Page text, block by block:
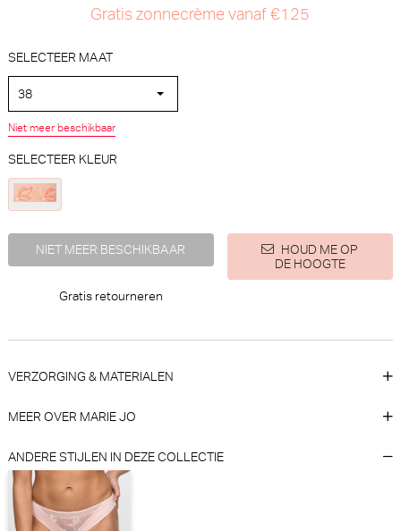
30% korting
Whisper)
Marie Jo
30% korting
Marie Jo Jane Tailleslip (True
Marie Jo
Hanky Panky Boyshort Short
(Chai)
Gratis zonnecrème vanaf €125
SELECTEER MAAT
38
Niet meer beschikbaar
SELECTEER KLEUR
NIET MEER BESCHIKBAAR
HOUD ME OP
DE HOOGTE
Gratis retourneren
VERZORGING & MATERIALEN
MEER OVER MARIE JO
ANDERE STIJLEN IN DEZE COLLECTIE